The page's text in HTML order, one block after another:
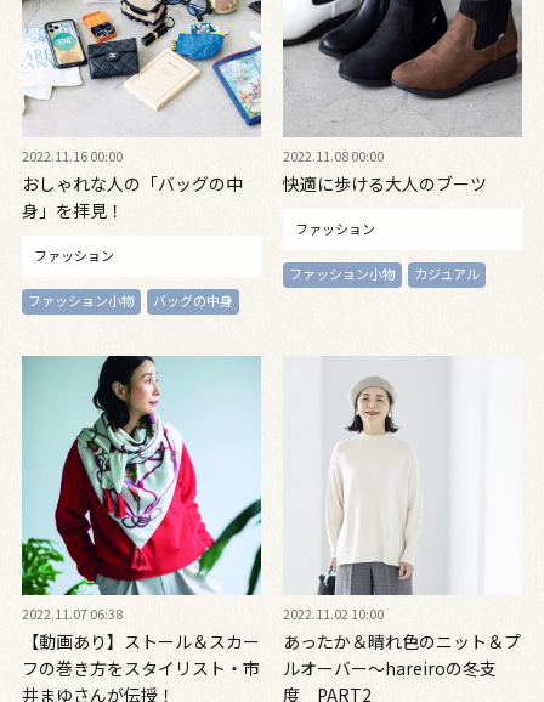
2022.11.16 00:00
おしゃれな人の「バッグの中
身」を拝見！
ファッション
ファッション小物 バッグの中身
2022.11.08 00:00
快適に歩ける大人のブーツ
ファッション
ファッション小物 カジュアル
2022.11.07 06:38
【動画あり】ストール＆スカー
フの巻き方をスタイリスト・市
井まゆさんが伝授！
2022.11.02 10:00
あったか＆晴れ色のニット＆プ
ルオーバー～hareiroの冬支
度 PART2